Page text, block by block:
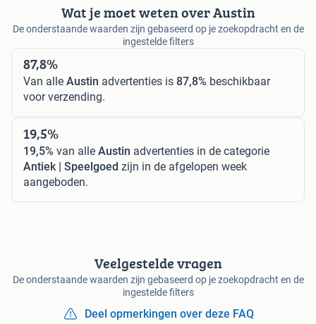
Wat je moet weten over Austin
De onderstaande waarden zijn gebaseerd op je zoekopdracht en de
ingestelde filters
87,8%
Van alle Austin advertenties is 87,8% beschikbaar
voor verzending.
19,5%
19,5% van alle Austin advertenties in de categorie
Antiek | Speelgoed zijn in de afgelopen week
aangeboden.
Veelgestelde vragen
De onderstaande waarden zijn gebaseerd op je zoekopdracht en de
ingestelde filters
Deel opmerkingen over deze FAQ